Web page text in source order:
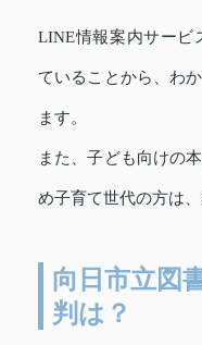
LINE情報案内サービ
ていることから、わ
ます。
また、子ども向けの
め子育て世代の方は、
向日市立図
判は？